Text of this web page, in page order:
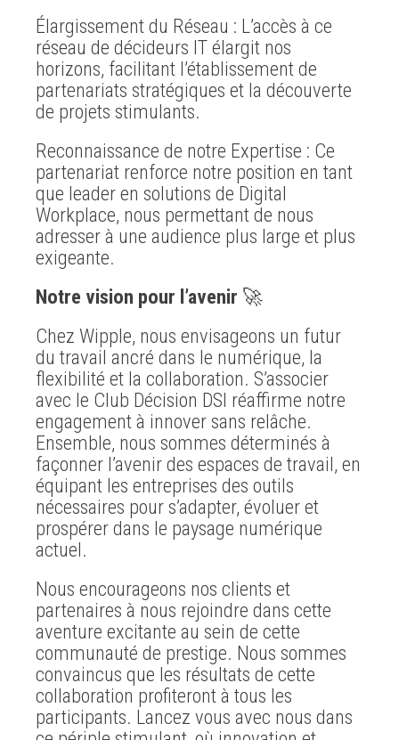
Élargissement du Réseau : L’accès à ce
réseau de décideurs IT élargit nos
horizons, facilitant l’établissement de
partenariats stratégiques et la découverte
de projets stimulants.
Reconnaissance de notre Expertise : Ce
partenariat renforce notre position en tant
que leader en solutions de Digital
Workplace, nous permettant de nous
adresser à une audience plus large et plus
exigeante.
Notre vision pour l’avenir 🚀
Chez Wipple, nous envisageons un futur
du travail ancré dans le numérique, la
flexibilité et la collaboration. S’associer
avec le Club Décision DSI réaffirme notre
engagement à innover sans relâche.
Ensemble, nous sommes déterminés à
façonner l’avenir des espaces de travail, en
équipant les entreprises des outils
nécessaires pour s’adapter, évoluer et
prospérer dans le paysage numérique
actuel.
Nous encourageons nos clients et
partenaires à nous rejoindre dans cette
aventure excitante au sein de cette
communauté de prestige. Nous sommes
convaincus que les résultats de cette
collaboration profiteront à tous les
participants. Lancez vous avec nous dans